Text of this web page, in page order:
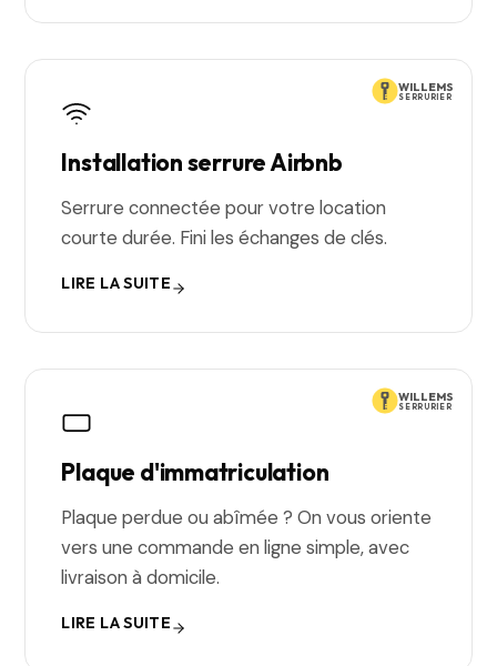
WILLEMS
SERRURIER
Installation serrure Airbnb
Serrure connectée pour votre location
courte durée. Fini les échanges de clés.
LIRE LA SUITE
WILLEMS
SERRURIER
Plaque d'immatriculation
Plaque perdue ou abîmée ? On vous oriente
vers une commande en ligne simple, avec
livraison à domicile.
LIRE LA SUITE